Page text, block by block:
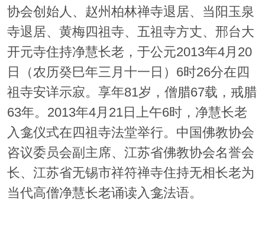
协会创始人、赵州柏林禅寺退居、当阳玉泉
寺退居、黄梅四祖寺、五祖寺方丈、邢台大
开元寺住持净慧长老，于公元2013年4月20
日（农历癸巳年三月十一日）6时26分在四
祖寺安详示寂。享年81岁，僧腊67载，戒腊
63年。2013年4月21日上午6时，净慧长老
入龛仪式在四祖寺法堂举行。中国佛教协会
咨议委员会副主席、江苏省佛教协会名誉会
长、江苏省无锡市祥符禅寺住持无相长老为
当代高僧净慧长老诵读入龛法语。